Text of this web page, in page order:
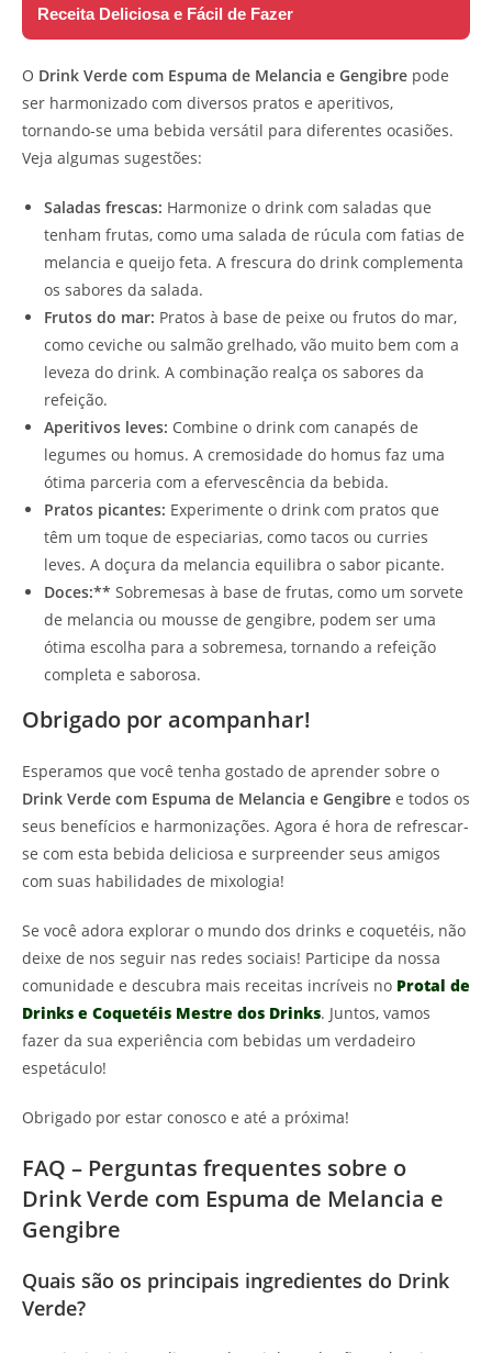
Receita Deliciosa e Fácil de Fazer
O Drink Verde com Espuma de Melancia e Gengibre pode
ser harmonizado com diversos pratos e aperitivos,
tornando-se uma bebida versátil para diferentes ocasiões.
Veja algumas sugestões:
Saladas frescas: Harmonize o drink com saladas que
tenham frutas, como uma salada de rúcula com fatias de
melancia e queijo feta. A frescura do drink complementa
os sabores da salada.
Frutos do mar: Pratos à base de peixe ou frutos do mar,
como ceviche ou salmão grelhado, vão muito bem com a
leveza do drink. A combinação realça os sabores da
refeição.
Aperitivos leves: Combine o drink com canapés de
legumes ou homus. A cremosidade do homus faz uma
ótima parceria com a efervescência da bebida.
Pratos picantes: Experimente o drink com pratos que
têm um toque de especiarias, como tacos ou curries
leves. A doçura da melancia equilibra o sabor picante.
Doces:** Sobremesas à base de frutas, como um sorvete
de melancia ou mousse de gengibre, podem ser uma
ótima escolha para a sobremesa, tornando a refeição
completa e saborosa.
Obrigado por acompanhar!
Esperamos que você tenha gostado de aprender sobre o
Drink Verde com Espuma de Melancia e Gengibre e todos os
seus benefícios e harmonizações. Agora é hora de refrescar-
se com esta bebida deliciosa e surpreender seus amigos
com suas habilidades de mixologia!
Se você adora explorar o mundo dos drinks e coquetéis, não
deixe de nos seguir nas redes sociais! Participe da nossa
comunidade e descubra mais receitas incríveis no Protal de
Drinks e Coquetéis Mestre dos Drinks. Juntos, vamos
fazer da sua experiência com bebidas um verdadeiro
espetáculo!
Obrigado por estar conosco e até a próxima!
FAQ – Perguntas frequentes sobre o
Drink Verde com Espuma de Melancia e
Gengibre
Quais são os principais ingredientes do Drink
Verde?